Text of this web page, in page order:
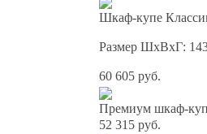
Шкаф-купе
Размер ШхВхГ:
60 605 руб.
Премиум шкаф-
52 315 руб.